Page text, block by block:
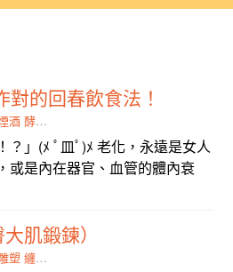
的回春飲食法！
酒 酵素
？」(ﾒ ﾟ皿ﾟ)ﾒ 老化，永遠是女人
或是內在器官、血管的體內衰
肌鍛鍊）
塑 纏繞